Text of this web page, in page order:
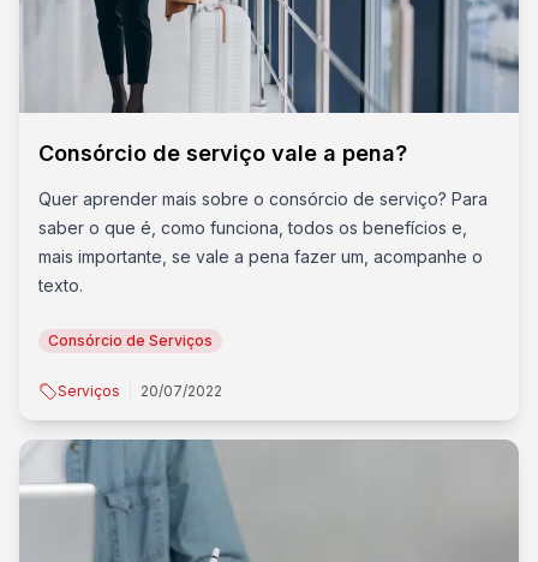
Consórcio de serviço vale a pena?
Quer aprender mais sobre o consórcio de serviço? Para
saber o que é, como funciona, todos os benefícios e,
mais importante, se vale a pena fazer um, acompanhe o
texto.
Consórcio de Serviços
Serviços 20/07/2022